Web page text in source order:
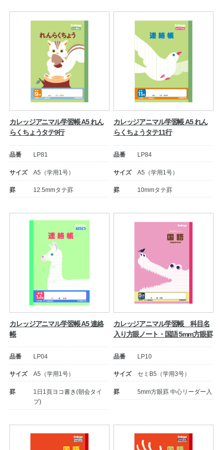
カレッジアニマル学習帳 A5 れん
らくちょうタテ9行
品番 LP81
サイズ A5（学用1号）
罫 12.5mmタテ罫
カレッジアニマル学習帳 A5 れん
らくちょうタテ11行
品番 LP84
サイズ A5（学用1号）
罫 10mmタテ罫
カレッジアニマル学習帳 A5 連絡
帳
品番 LP04
サイズ A5（学用1号）
罫
1日1頁ヨコ書き(朝会タイ
プ)
カレッジアニマル学習帳 科目名
入り方眼ノート・国語 5mm方眼罫
品番 LP10
サイズ セミB5（学用3号）
罫 5mm方眼罫 中心リーダー入